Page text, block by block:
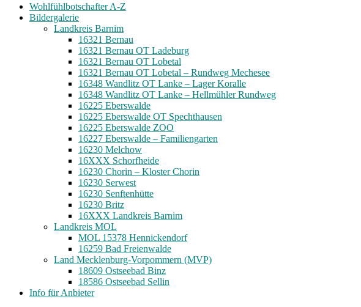
Wohlfühlbotschafter A-Z
Bildergalerie
Landkreis Barnim
16321 Bernau
16321 Bernau OT Ladeburg
16321 Bernau OT Lobetal
16321 Bernau OT Lobetal – Rundweg Mechesee
16348 Wandlitz OT Lanke – Lager Koralle
16348 Wandlitz OT Lanke – Hellmühler Rundweg
16225 Eberswalde
16225 Eberswalde OT Spechthausen
16225 Eberswalde ZOO
16227 Eberswalde – Familiengarten
16230 Melchow
16XXX Schorfheide
16230 Chorin – Kloster Chorin
16230 Serwest
16230 Senftenhütte
16230 Britz
16XXX Landkreis Barnim
Landkreis MOL
MOL 15378 Hennickendorf
16259 Bad Freienwalde
Land Mecklenburg-Vorpommern (MVP)
18609 Ostseebad Binz
18586 Ostseebad Sellin
Info für Anbieter